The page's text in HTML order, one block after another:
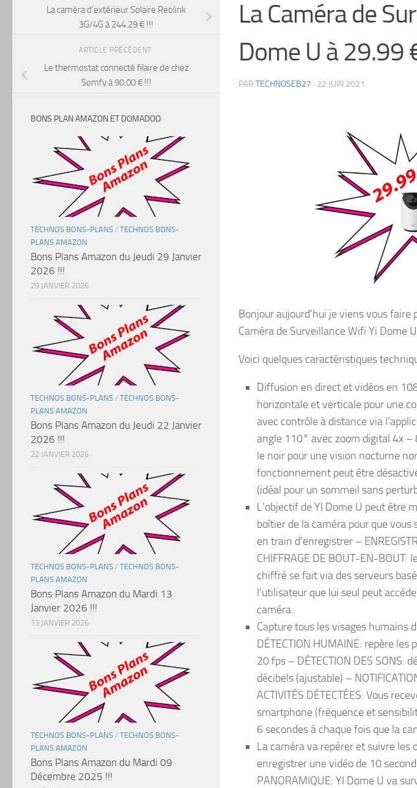
La Caméra de
Dome U à 29.99
PAR TECHNOSEB27 · 22 JUIN 2021
Bonjour aujourd’hui je viens vous faire
Caméra de Surveillance Wifi Yi Dome
Voici quelques caractéristiques
Diffusion en direct et vidéos en
horizontale et verticale pour une
avec contrôle à distance via
angle 110° avec zoom digital 4x
le noir pour une vision nocturne
fonctionnement peut être
(idéal pour un sommeil sans
L’objectif de YI Dome U peut être
boîtier de la caméra pour que vous
en train d’enregistrer –
CHIFFRAGE DE BOUT-EN-
chiffré se fait via des serveurs
l’utilisateur que lui seul peut
caméra.
Capture tous les visages humains
DÉTECTION HUMAINE: repère
20 fps – DÉTECTION DES SONS:
décibels (ajustable) –
ACTIVITÉS DÉTECTÉES: Vous
smartphone (fréquence et
6 secondes à chaque fois que la
La caméra va repérer et suivre les
enregistrer une vidéo de 10
PANORAMIQUE: YI Dome U va
La caméra d’extérieur Solaire Reolink
3G/4G à 244.29 € !!!
ARTICLE PRÉCÉDENT
Le thermostat connecté filaire de chez
Somfy à 90.00 € !!!
BONS PLAN AMAZON ET DOMADOO
TECHNOS BONS-PLANS / TECHNOS BONS-
PLANS AMAZON
Bons Plans Amazon du Jeudi 29 Janvier
2026 !!!
29 JANVIER 2026
TECHNOS BONS-PLANS / TECHNOS BONS-
PLANS AMAZON
Bons Plans Amazon du Jeudi 22 Janvier
2026 !!!
22 JANVIER 2026
TECHNOS BONS-PLANS / TECHNOS BONS-
PLANS AMAZON
Bons Plans Amazon du Mardi 13
Janvier 2026 !!!
13 JANVIER 2026
TECHNOS BONS-PLANS / TECHNOS BONS-
PLANS AMAZON
Bons Plans Amazon du Mardi 09
Décembre 2025 !!!